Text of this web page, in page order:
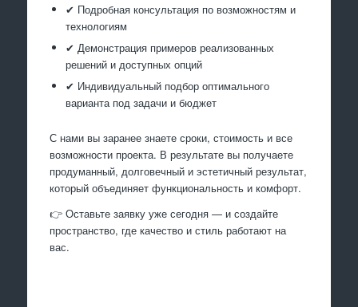
✔ Подробная консультация по возможностям и
технологиям
✔ Демонстрация примеров реализованных
решений и доступных опций
✔ Индивидуальный подбор оптимального
варианта под задачи и бюджет
С нами вы заранее знаете сроки, стоимость и все
возможности проекта. В результате вы получаете
продуманный, долговечный и эстетичный результат,
который объединяет функциональность и комфорт.
👉 Оставьте заявку уже сегодня — и создайте
пространство, где качество и стиль работают на
вас.